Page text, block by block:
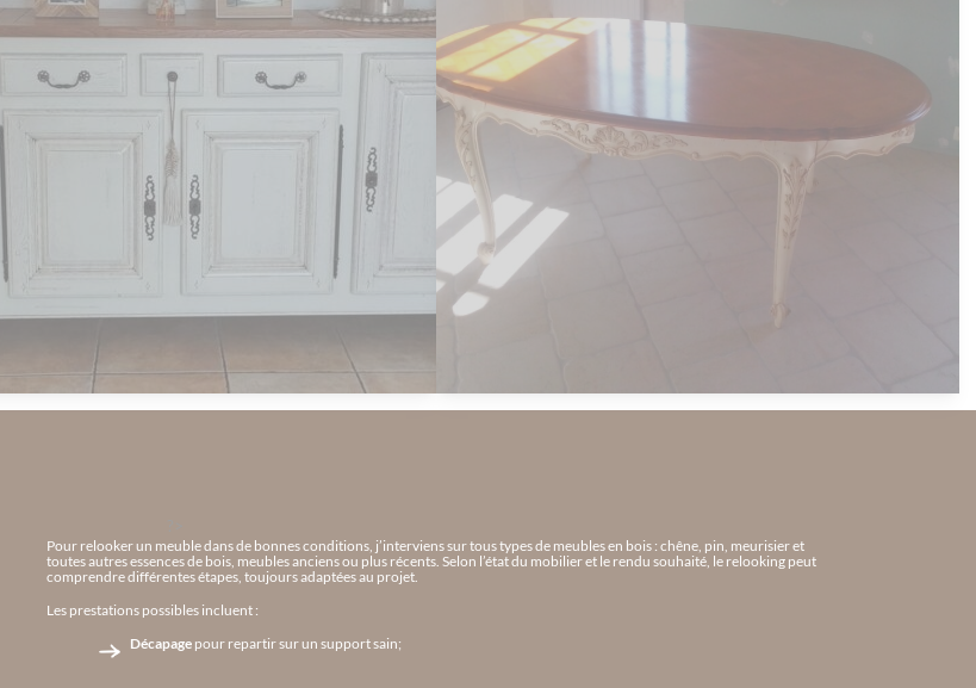
Pour relooker un meuble dans de bonnes conditions, j’interviens sur tous types de meubles en bois : chêne, pin, meurisier et
toutes autres essences de bois, meubles anciens ou plus récents. Selon l’état du mobilier et le rendu souhaité, le relooking peut
comprendre différentes étapes, toujours adaptées au projet.
Les prestations possibles incluent :
Décapagepour repartir sur un support sain;